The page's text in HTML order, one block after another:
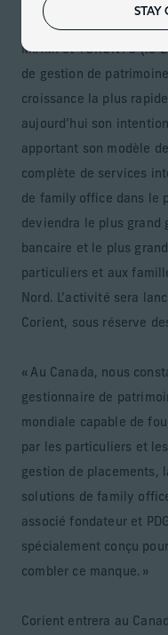
STAY
MIAMI et TORONTO (le
de gestion de
croissance la plus
aujourd’hui son
apportant son modèle
complète de services
de family office dans le
deviendra le plus grand
bancaire et le plus
particuliers et aux
Nord. L’activité sera
Corient, sous réserve
« Au Canada, nous
gestionnaire de
mondiale capable de
par les particuliers et
gestion de placements,
solutions de family
associé fondateur et
spécialement conçu
combler ce manque. »
Corient entrera au